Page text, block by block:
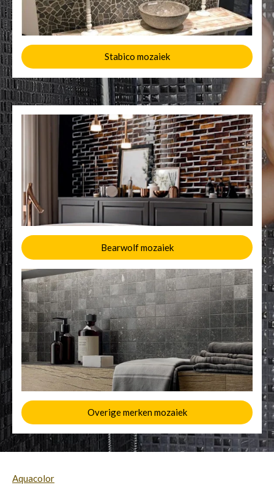
Stabico mozaiek
Bearwolf mozaiek
Overige merken mozaiek
Aquacolor